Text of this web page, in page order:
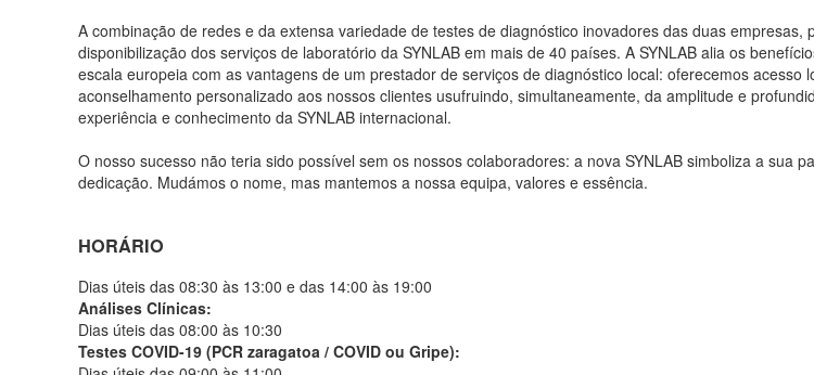
A combinação de redes e da extensa variedade de testes de diagnóstico inovadores das duas empresas,
disponibilização dos serviços de laboratório da SYNLAB em mais de 40 países. A SYNLAB alia os
escala europeia com as vantagens de um prestador de serviços de diagnóstico local: oferecemos acesso
aconselhamento personalizado aos nossos clientes usufruindo, simultaneamente, da amplitude e
experiência e conhecimento da SYNLAB internacional.
O nosso sucesso não teria sido possível sem os nossos colaboradores: a nova SYNLAB simboliza a sua
dedicação. Mudámos o nome, mas mantemos a nossa equipa, valores e essência.
HORÁRIO
Dias úteis das 08:30 às 13:00 e das 14:00 às 19:00
Análises Clínicas:
Dias úteis das 08:00 às 10:30
Testes COVID-19 (PCR zaragatoa / COVID ou Gripe):